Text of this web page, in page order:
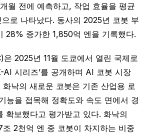
월 전에 예측하고, 작업 효율을 평균
로 나타났다. 동사의 2025년 코봇 부
28% 증가한 1,850억 엔을 기록했다.
2025년 11월 도쿄에서 열린 국제로
AI 시리즈’를 공개하며 AI 코봇 시장
낙의 새로운 코봇은 기존 산업용 로
능을 접목해 정확도와 속도 면에서 경
확보했다고 평가받고 있다. 화낙의
2천억 엔 중 코봇이 차지하는 비중